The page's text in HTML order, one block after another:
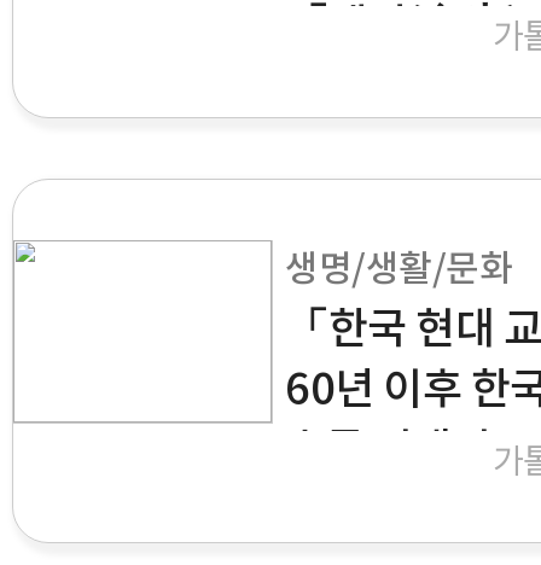
「백서(帛書)
가
생명/생활/문화
「한국 현대
60년 이후 한
가